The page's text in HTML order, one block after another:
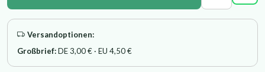
Versandoptionen:
Großbrief:DE 3,00 € · EU 4,50 €